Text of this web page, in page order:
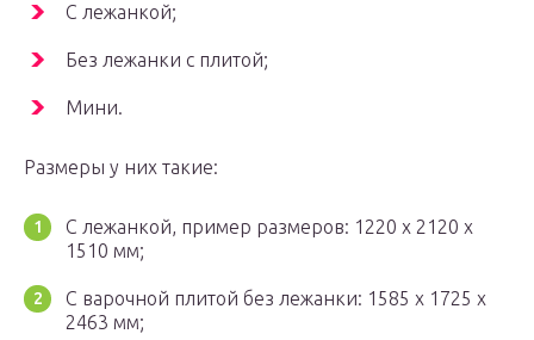
С лежанкой;
Без лежанки с плитой;
Мини.
Размеры у них такие:
С лежанкой, пример размеров: 1220 х 2120 х
1510 мм;
С варочной плитой без лежанки: 1585 х 1725 х
2463 мм;